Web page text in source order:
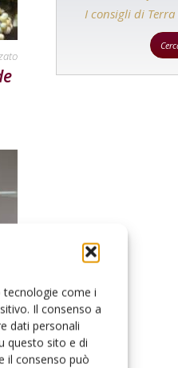
tecnologie come i
Il consenso a
dati personali
questo sito e di
il consenso può
I consigli di